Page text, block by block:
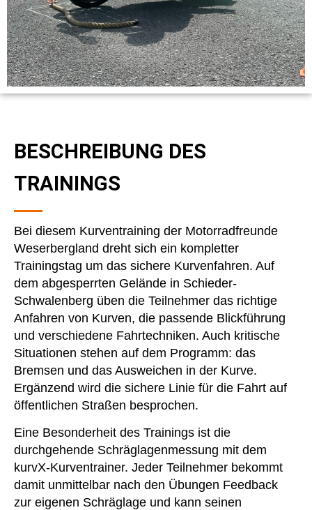
BESCHREIBUNG DES
TRAININGS
Bei diesem Kurventraining der Motorradfreunde
Weserbergland dreht sich ein kompletter
Trainingstag um das sichere Kurvenfahren. Auf
dem abgesperrten Gelände in Schieder-
Schwalenberg üben die Teilnehmer das richtige
Anfahren von Kurven, die passende Blickführung
und verschiedene Fahrtechniken. Auch kritische
Situationen stehen auf dem Programm: das
Bremsen und das Ausweichen in der Kurve.
Ergänzend wird die sichere Linie für die Fahrt auf
öffentlichen Straßen besprochen.
Eine Besonderheit des Trainings ist die
durchgehende Schräglagenmessung mit dem
kurvX-Kurventrainer. Jeder Teilnehmer bekommt
damit unmittelbar nach den Übungen Feedback
zur eigenen Schräglage und kann seinen